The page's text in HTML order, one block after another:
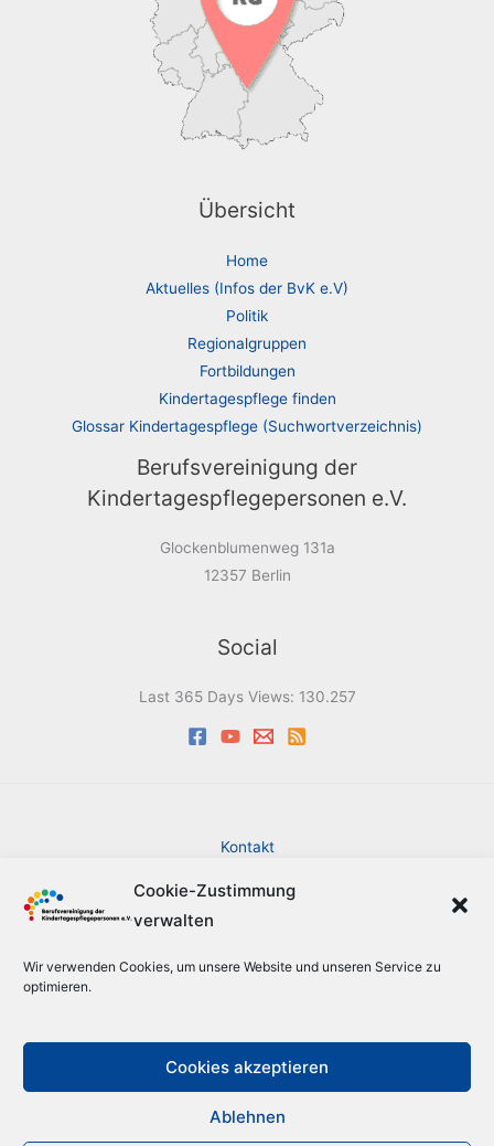
Cookie-Zustimmung
verwalten
Wir verwenden Cookies, um unsere Website und unseren Service zu
optimieren.
Cookies akzeptieren
Ablehnen
Übersicht
Home
Aktuelles (Infos der BvK e.V)
Politik
Regionalgruppen
Fortbildungen
Kindertagespflege finden
Glossar Kindertagespflege (Suchwortverzeichnis)
Berufsvereinigung der
Kindertagespflegepersonen e.V.
Glockenblumenweg 131a
12357 Berlin
Social
Last 365 Days Views: 130.257
Kontakt
Datenschutzerklärung
Cookie-Richtlinie (EU)
Copyright © 2026 Berufsvereinigung der Kindertagespflegepersonen